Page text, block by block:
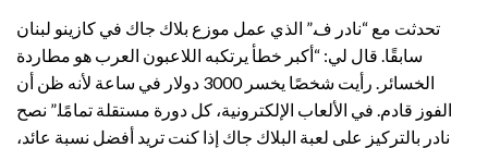
تحدثت مع “نادر ف.” الذي عمل موزع بلاك جاك في كازينو لبنان
سابقًا. قال لي: “أكبر خطأ يرتكبه اللاعبون العرب هو مطاردة
الخسائر. رأيت شخصًا يخسر 3000 دولار في ساعة لأنه ظن أن
الفوز قادم. في الألعاب الإلكترونية، كل دورة مستقلة تمامًا.” نصح
نادر بالتركيز على لعبة البلاك جاك إذا كنت تريد أفضل نسبة عائد،